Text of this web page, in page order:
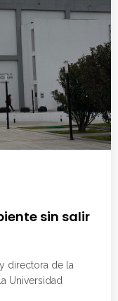
sin salir
directora de la
Universidad